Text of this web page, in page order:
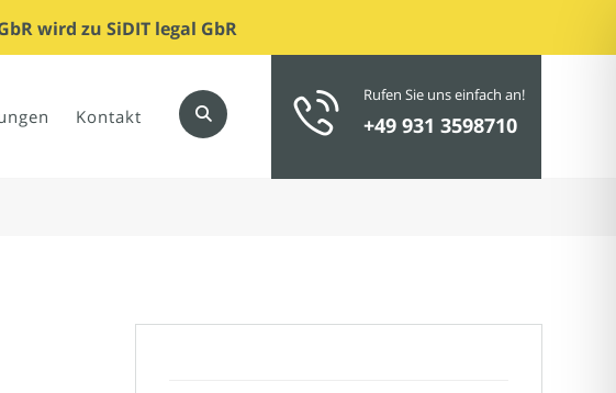
wird zu SiDIT legal GbR
Rufen Sie uns einfach an!
+49 931 3598710
Kontakt